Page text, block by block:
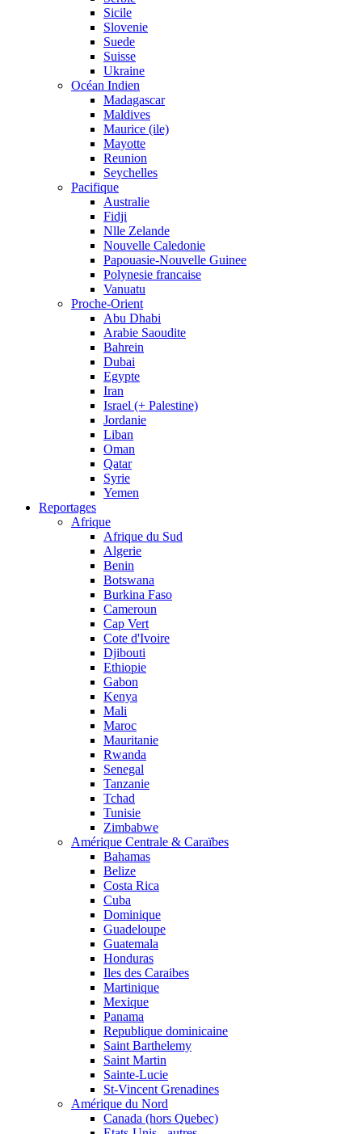
Sicile
Slovenie
Suede
Suisse
Ukraine
Océan Indien
Madagascar
Maldives
Maurice (ile)
Mayotte
Reunion
Seychelles
Pacifique
Australie
Fidji
Nlle Zelande
Nouvelle Caledonie
Papouasie-Nouvelle Guinee
Polynesie francaise
Vanuatu
Proche-Orient
Abu Dhabi
Arabie Saoudite
Bahrein
Dubai
Egypte
Iran
Israel (+ Palestine)
Jordanie
Liban
Oman
Qatar
Syrie
Yemen
Reportages
Afrique
Afrique du Sud
Algerie
Benin
Botswana
Burkina Faso
Cameroun
Cap Vert
Cote d'Ivoire
Djibouti
Ethiopie
Gabon
Kenya
Mali
Maroc
Mauritanie
Rwanda
Senegal
Tanzanie
Tchad
Tunisie
Zimbabwe
Amérique Centrale & Caraïbes
Bahamas
Belize
Costa Rica
Cuba
Dominique
Guadeloupe
Guatemala
Honduras
Iles des Caraibes
Martinique
Mexique
Panama
Republique dominicaine
Saint Barthelemy
Saint Martin
Sainte-Lucie
St-Vincent Grenadines
Amérique du Nord
Canada (hors Quebec)